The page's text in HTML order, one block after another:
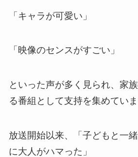
「キャラが可愛い」
「映像のセンスがすごい」
といった声が多く見られ、家
る番組として支持を集めていま
放送開始以来、「子どもと一
に大人がハマった」